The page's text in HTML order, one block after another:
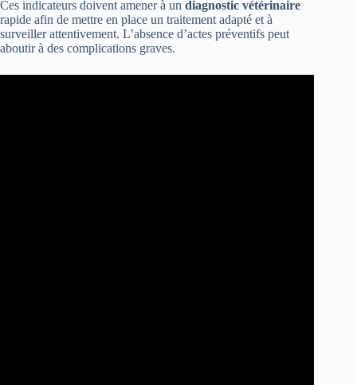
Ces indicateurs doivent amener à un diagnostic vétérinaire
rapide afin de mettre en place un traitement adapté et à
surveiller attentivement. L’absence d’actes préventifs peut
aboutir à des complications graves.